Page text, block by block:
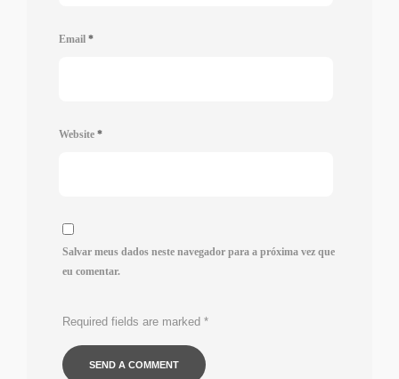
Email *
Website *
Salvar meus dados neste navegador para a próxima vez que
eu comentar.
Required fields are marked *